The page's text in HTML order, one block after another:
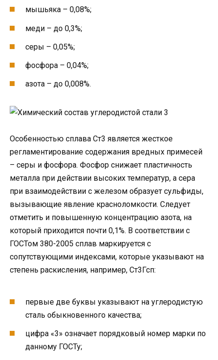
мышьяка – 0,08%;
меди – до 0,3%;
серы – 0,05%;
фосфора – 0,04%;
азота – до 0,008%.
Особенностью сплава Ст3 является жесткое
регламентирование содержания вредных примесей
– серы и фосфора. Фосфор снижает пластичность
металла при действии высоких температур, а сера
при взаимодействии с железом образует сульфиды,
вызывающие явление красноломкости. Следует
отметить и повышенную концентрацию азота, на
который приходится почти 0,1%. В соответствии с
ГОСТом 380-2005 сплав маркируется с
сопутствующими индексами, которые указывают на
степень раскисления, например, Ст3Гсп:
первые две буквы указывают на углеродистую
сталь обыкновенного качества;
цифра «3» означает порядковый номер марки по
данному ГОСТу;